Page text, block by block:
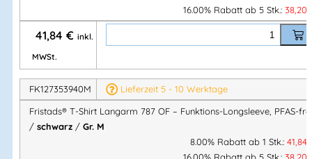
XS – 3XL
Geeignet für folgende Berufe
Zimmerer
Dachdecker
16.00% Rabatt ab 5 Stk.: 38,20
41,84 € inkl.
MWSt.
FK127353940M
Lieferzeit 5 - 10 Werktage
Fristads® T-Shirt Langarm 787 OF – Funktions-Longsleeve, PFAS-frei
/ schwarz/ Gr. M
8.00% Rabatt ab 1 Stk.: 41,84